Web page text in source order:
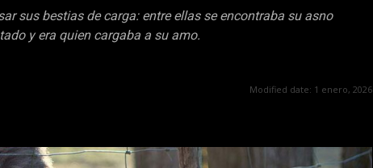
sus bestias de carga: entre ellas se encontraba su asno
y era quien cargaba a su amo.
Modified date: 1 enero, 2026